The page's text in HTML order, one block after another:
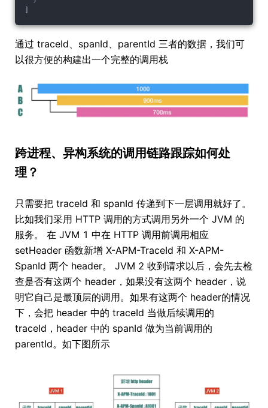
通过 traceId、spanId、parentId 三者的数据，我们可
以很方便的构建出一个完整的调用栈
跨进程、异构系统的调用链路跟踪如何处
理？
只需要把 traceId 和 spanId 传递到下一层调用就好了。
比如我们采用 HTTP 调用的方式调用另外一个 JVM 的
服务。 在 JVM 1 中在 HTTP 调用前调用相应
setHeader 函数新增 X-APM-TraceId 和 X-APM-
SpanId 两个 header。 JVM 2 收到请求以后，会先去检
查是否有这两个 header，如果没有这两个 header，说
明它自己是最顶层的调用。如果有这两个 header的情况
下，会把 header 中的 traceId 当做后续调用的
traceId，header 中的 spanId 做为当前调用的
parentId。如下图所示